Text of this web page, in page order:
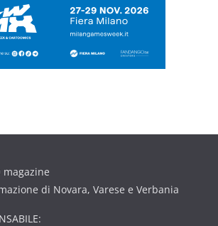
magazine
di Novara, Varese e Verbania